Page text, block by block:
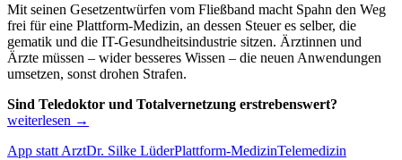
Mit seinen Gesetzentwürfen vom Fließband macht Spahn den Weg
frei für eine Plattform-Medizin, an dessen Steuer es selber, die
gematik und die IT-Gesundheitsindustrie sitzen. Ärztinnen und
Ärzte müssen – wider besseres Wissen – die neuen Anwendungen
umsetzen, sonst drohen Strafen.
Sind Teledoktor und Totalvernetzung erstrebenswert?
Spahns
weiterlesen →
App statt ArztDr. Silke LüderPlattform-MedizinTelemedizin